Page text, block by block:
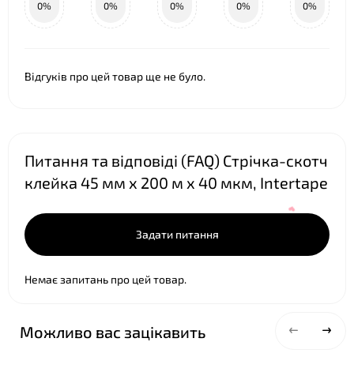
0% 0% 0% 0% 0%
Відгуків про цей товар ще не було.
Питання та відповіді (FAQ) Стрічка-скотч
клейка 45 мм х 200 м х 40 мкм, Intertape
Задати питання
Немає запитань про цей товар.
Можливо вас зацікавить